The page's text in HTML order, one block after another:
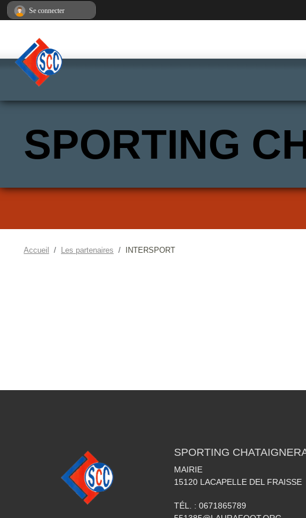
SPORTING
Accueil Les partenaires INTERSPORT
SPORTING
MAIRIE
15120 LACAPELLE DEL FRAISSE
TÉL. : 0671865789
Se connecter
Panneau de gestion des cookies